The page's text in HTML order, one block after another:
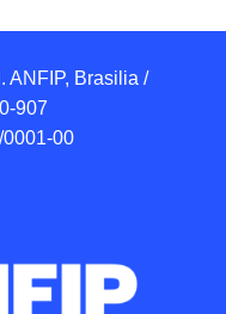
ANFIP, Brasilia /
907
00